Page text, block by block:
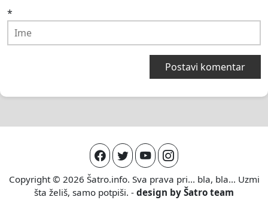
*
Copyright © 2026 Šatro.info. Sva prava pri... bla, bla... Uzmi
šta želiš, samo potpiši. - design by Šatro team